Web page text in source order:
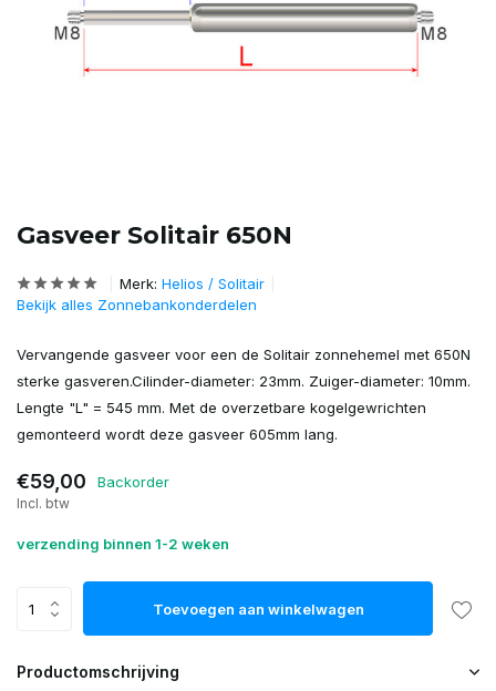
Gasveer Solitair 650N
Merk: Helios / Solitair
Bekijk alles Zonnebankonderdelen
Vervangende gasveer voor een de Solitair zonnehemel met 650N
sterke gasveren.Cilinder-diameter: 23mm. Zuiger-diameter: 10mm.
Lengte "L" = 545 mm. Met de overzetbare kogelgewrichten
gemonteerd wordt deze gasveer 605mm lang.
€59,00 Backorder
Incl. btw
verzending binnen 1-2 weken
Toevoegen aan winkelwagen
Productomschrijving